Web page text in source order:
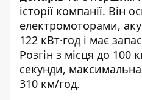
історії компанії.
електромоторами,
122 кВт·год і має
Розгін з місця до 100
секунди,
310 км/год.